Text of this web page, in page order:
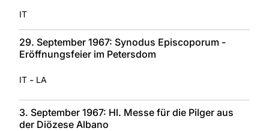
IT
29. September 1967: Synodus Episcoporum -
Eröffnungsfeier im Petersdom
IT - LA
3. September 1967: Hl. Messe für die Pilger aus
der Diözese Albano